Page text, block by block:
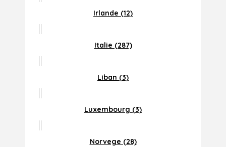
Irlande (12)
Italie (287)
Liban (3)
Luxembourg (3)
Norvege (28)